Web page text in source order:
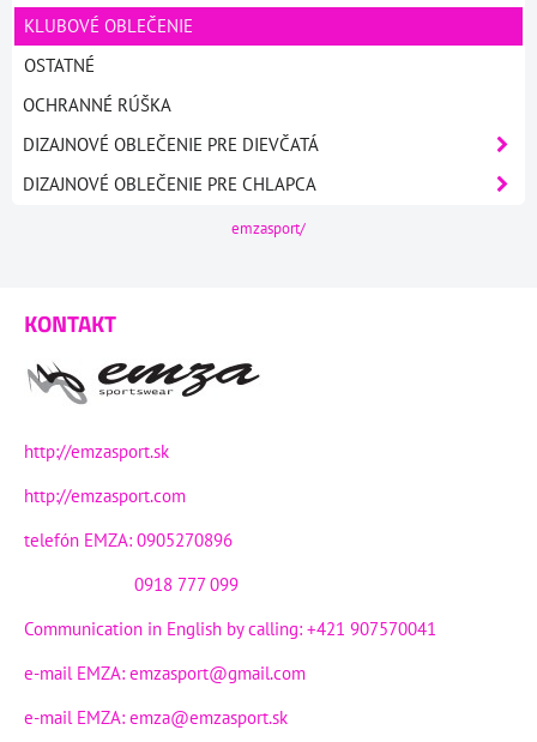
KLUBOVÉ OBLEČENIE
OSTATNÉ
OCHRANNÉ RÚŠKA
DIZAJNOVÉ OBLEČENIE PRE DIEVČATÁ
DIZAJNOVÉ OBLEČENIE PRE CHLAPCA
emzasport/
KONTAKT
http://emzasport.sk
http://emzasport.com
telefón EMZA: 0905270896
0918 777 099
Communication in English by calling: +421 907570041
e-mail EMZA: emzasport@gmail.com
e-mail EMZA: emza@emzasport.sk